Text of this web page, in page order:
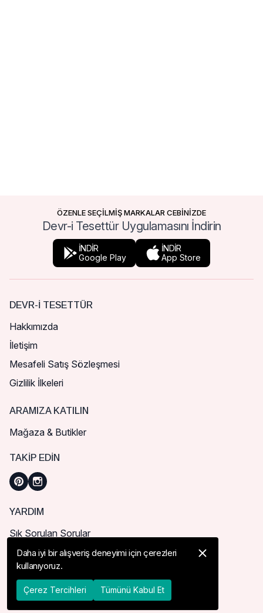
ÖZENLE SEÇİLMİŞ MARKALAR CEBİNİZDE
Devr-i Tesettür Uygulamasını İndirin
İNDİR
Google Play
İNDİR
App Store
DEVR-I TESETTÜR
Hakkımızda
İletişim
Mesafeli Satış Sözleşmesi
Gizlilik İlkeleri
ARAMIZA KATILIN
Mağaza & Butikler
TAKIP EDIN
YARDIM
Sık Sorulan Sorular
Nasıl Sipariş Verebilirim?
Kargo ve Teslimat
İade, İptal ve Değişim
Daha iyi bir alışveriş deneyimi için çerezleri
kullanıyoruz.
Çerez Tercihleri Tümünü Kabul Et